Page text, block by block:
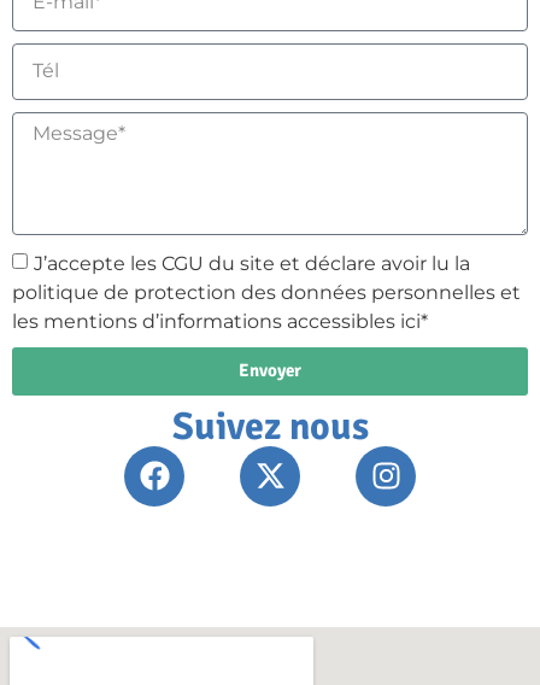
J’accepte les CGU du site et déclare avoir lu la
politique de protection des données personnelles et
les mentions d’informations accessibles ici*
Envoyer
Suivez nous